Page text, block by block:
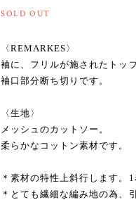
SOLD OUT
〈REMARKES〉
袖に、フリルが施されたトップ
袖口部分断ち切りです。
〈生地〉
メッシュのカットソー。
柔らかなコットン素材です。
＊素材の特性上斜行します。
＊とても繊細な編み地の為、